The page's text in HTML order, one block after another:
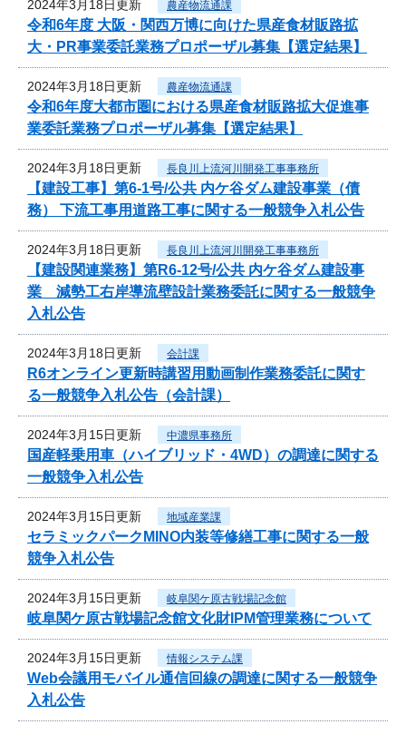
2024年3月18日更新 農産物流通課
令和6年度 大阪・関西万博に向けた県産食材販路拡
大・PR事業委託業務プロポーザル募集【選定結果】
2024年3月18日更新 農産物流通課
令和6年度大都市圏における県産食材販路拡大促進事
業委託業務プロポーザル募集【選定結果】
2024年3月18日更新 長良川上流河川開発工事事務所
【建設工事】第6-1号/公共 内ケ谷ダム建設事業（債
務） 下流工事用道路工事に関する一般競争入札公告
2024年3月18日更新 長良川上流河川開発工事事務所
【建設関連業務】第R6-12号/公共 内ケ谷ダム建設事
業 減勢工右岸導流壁設計業務委託に関する一般競争
入札公告
2024年3月18日更新 会計課
R6オンライン更新時講習用動画制作業務委託に関す
る一般競争入札公告（会計課）
2024年3月15日更新 中濃県事務所
国産軽乗用車（ハイブリッド・4WD）の調達に関する
一般競争入札公告
2024年3月15日更新 地域産業課
セラミックパークMINO内装等修繕工事に関する一般
競争入札公告
2024年3月15日更新 岐阜関ケ原古戦場記念館
岐阜関ケ原古戦場記念館文化財IPM管理業務について
2024年3月15日更新 情報システム課
Web会議用モバイル通信回線の調達に関する一般競争
入札公告